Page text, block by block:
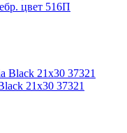
цвет 516П
21x30 37321